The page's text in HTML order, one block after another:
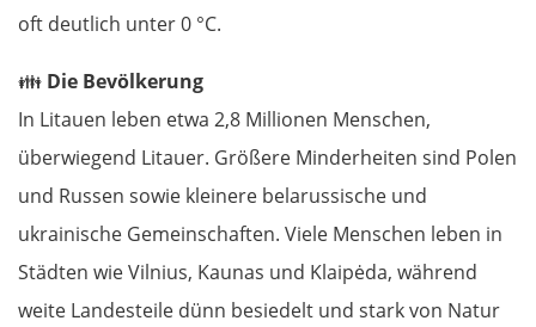
oft deutlich unter 0 °C.
👪 Die Bevölkerung
In Litauen leben etwa 2,8 Millionen Menschen,
überwiegend Litauer. Größere Minderheiten sind Polen
und Russen sowie kleinere belarussische und
ukrainische Gemeinschaften. Viele Menschen leben in
Städten wie Vilnius, Kaunas und Klaipėda, während
weite Landesteile dünn besiedelt und stark von Natur